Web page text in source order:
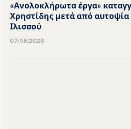
«Ανολοκλήρωτα έργα»
Χρηστίδης μετά από αυτοψία
Ιλισσού
07/08/2026